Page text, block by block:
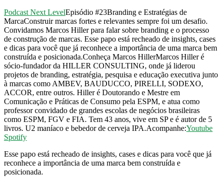
Podcast Next LevelEpisódio #23Branding e Estratégias de
MarcaConstruir marcas fortes e relevantes sempre foi um desafio.
Convidamos Marcos Hiller para falar sobre branding e o processo
de construção de marcas. Esse papo está recheado de insights, cases
e dicas para você que já reconhece a importância de uma marca bem
construída e posicionada.Conheça Marcos HillerMarcos Hiller é
sócio-fundador da HILLER CONSULTING, onde já liderou
projetos de branding, estratégia, pesquisa e educação executiva junto
à marcas como AMBEV, BAUDUCCO, PIRELLI, SODEXO,
ACCOR, entre outros. Hiller é Doutorando e Mestre em
Comunicação e Práticas de Consumo pela ESPM, e atua como
professor convidado de grandes escolas de negócios brasileiras
como ESPM, FGV e FIA. Tem 43 anos, vive em SP e é autor de 5
livros. U2 maníaco e bebedor de cerveja IPA.Acompanhe:Youtube
Spotify
Esse papo está recheado de insights, cases e dicas para você que já
reconhece a importância de uma marca bem construída e
posicionada.